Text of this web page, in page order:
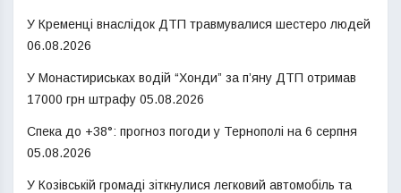
У Кременці внаслідок ДТП травмувалися шестеро людей
06.08.2026
У Монастириськах водій “Хонди” за п’яну ДТП отримав
17000 грн штрафу 05.08.2026
Спека до +38°: прогноз погоди у Тернополі на 6 серпня
05.08.2026
У Козівській громаді зіткнулися легковий автомобіль та